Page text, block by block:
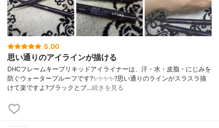
5.00
思い通りのアイラインが描ける
DHCフレームキープリキッドアイライナーは、汗・水・皮脂・にじみを
防ぐウォータープルーフです?✨✨✨✨?️思い通りのラインがスラスラ描
けて楽ですよ?ブラックとブ…続きを見る